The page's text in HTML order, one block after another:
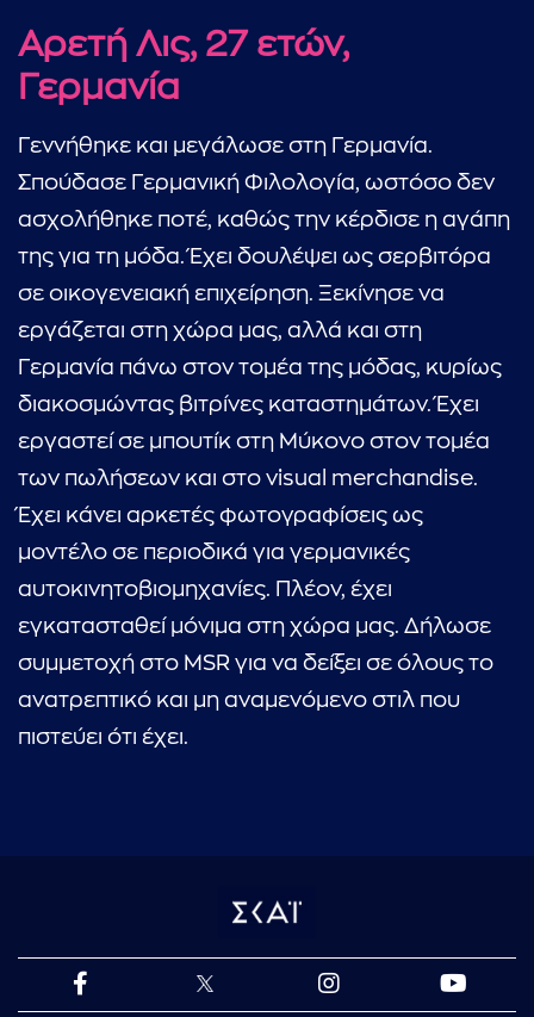
...πληκτρολογήστε κείμενο προς αναζήτηση
Αρετή Λις, 27 ετών,
Γερμανία
Γεννήθηκε και μεγάλωσε στη Γερμανία.
Σπούδασε Γερμανική Φιλολογία, ωστόσο δεν
ασχολήθηκε ποτέ, καθώς την κέρδισε η αγάπη
της για τη μόδα. Έχει δουλέψει ως σερβιτόρα
σε οικογενειακή επιχείρηση. Ξεκίνησε να
εργάζεται στη χώρα μας, αλλά και στη
Γερμανία πάνω στον τομέα της μόδας, κυρίως
διακοσμώντας βιτρίνες καταστημάτων. Έχει
εργαστεί σε μπουτίκ στη Μύκονο στον τομέα
των πωλήσεων και στο visual merchandise.
Έχει κάνει αρκετές φωτογραφίσεις ως
μοντέλο σε περιοδικά για γερμανικές
αυτοκινητοβιομηχανίες. Πλέον, έχει
εγκατασταθεί μόνιμα στη χώρα μας. Δήλωσε
συμμετοχή στο MSR για να δείξει σε όλους το
ανατρεπτικό και μη αναμενόμενο στιλ που
πιστεύει ότι έχει.